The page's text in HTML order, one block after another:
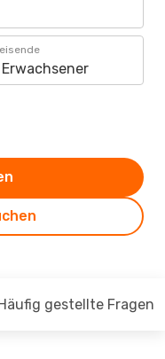
Erwachsener
gestellte Fragen